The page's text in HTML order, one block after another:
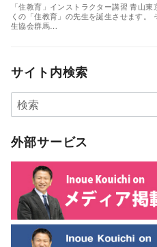
「住教育」インストラクター講習 青山
くの「住教育」の先生を誕生させます。
生協会群馬…
サイト内検索
外部サービス